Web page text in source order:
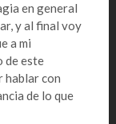
en general
y al final voy
a mi
de este
hablar con
de lo que